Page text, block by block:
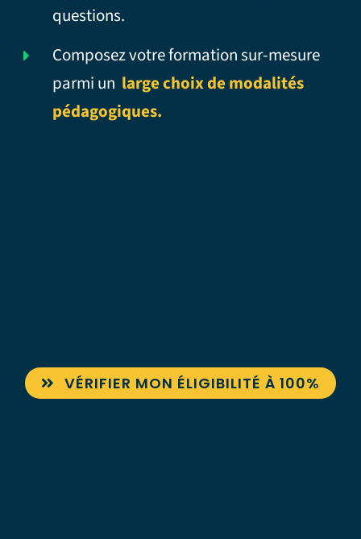
questions.
Composez votre formation sur-mesure
parmi un large choix de modalités
pédagogiques.
VÉRIFIER MON ÉLIGIBILITÉ À 100%